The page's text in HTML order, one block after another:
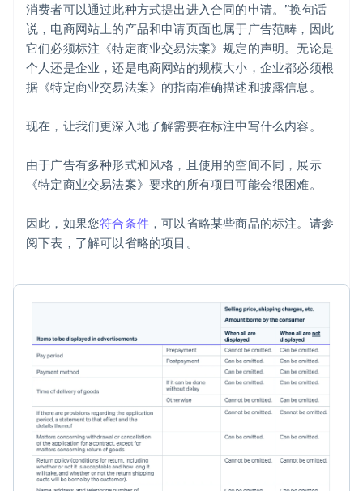
消费者可以通过此种方式提出进入合同的申请。”换句话
说，电商网站上的产品和申请页面也属于广告范畴，因此
它们必须标注《特定商业交易法案》规定的声明。无论是
个人还是企业，还是电商网站的规模大小，企业都必须根
据《特定商业交易法案》的指南准确描述和披露信息。
现在，让我们更深入地了解需要在标注中写什么内容。
由于广告有多种形式和风格，且使用的空间不同，展示
《特定商业交易法案》要求的所有项目可能会很困难。
因此，如果您符合条件 ，可以省略某些商品的标注。请参
阅下表，了解可以省略的项目。